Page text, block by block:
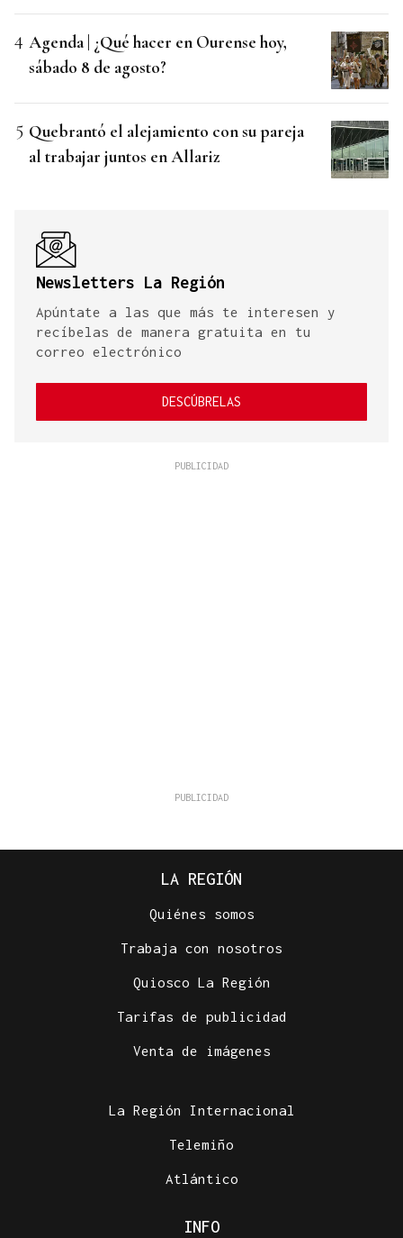
Agenda | ¿Qué hacer en Ourense hoy,
sábado 8 de agosto?
Quebrantó el alejamiento con su pareja
al trabajar juntos en Allariz
Newsletters La Región
Apúntate a las que más te interesen y
recíbelas de manera gratuita en tu
correo electrónico
DESCÚBRELAS
LA REGIÓN
Quiénes somos
Trabaja con nosotros
Quiosco La Región
Tarifas de publicidad
Venta de imágenes
La Región Internacional
Telemiño
Atlántico
INFO